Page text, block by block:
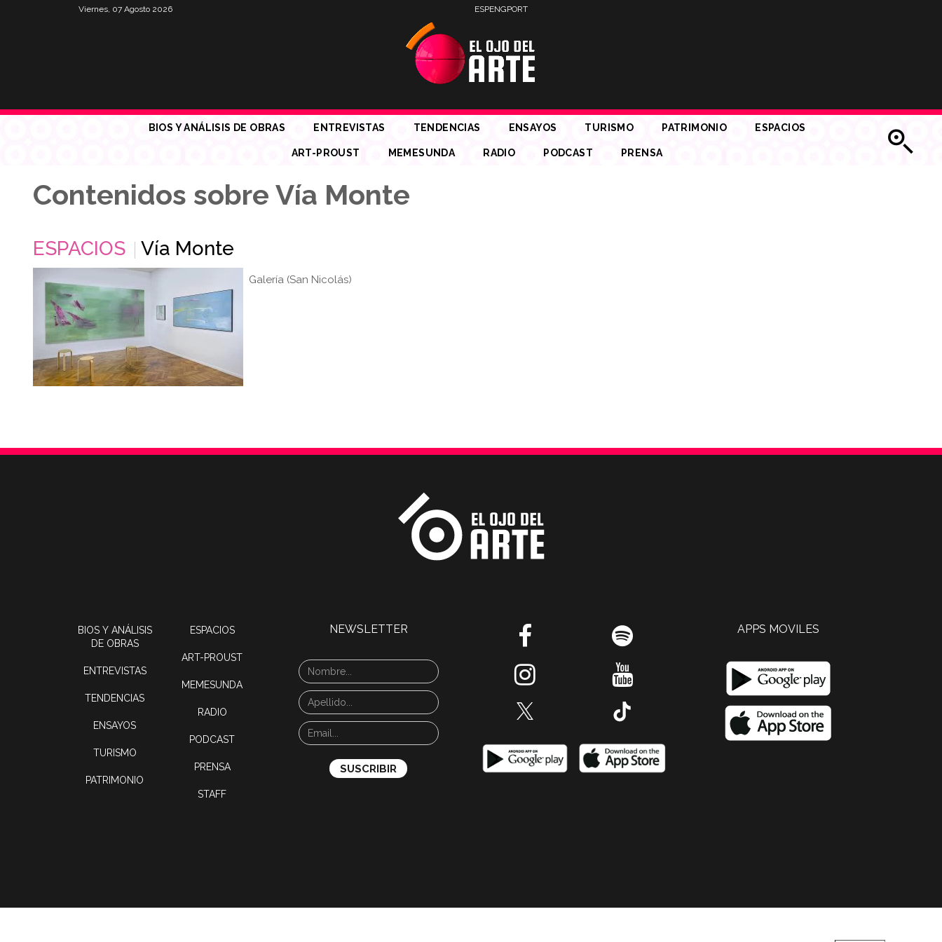
Viernes, 07 Agosto 2026 ESPENGPORT
BIOS Y ANÁLISIS DE OBRAS ENTREVISTAS TENDENCIAS ENSAYOS TURISMO PATRIMONIO ESPACIOS
ART-PROUST MEMESUNDA RADIO PODCAST PRENSA
Contenidos sobre Vía Monte
ESPACIOS Vía Monte
Galería (San Nicolás)
BIOS Y ANÁLISIS
DE OBRAS
ENTREVISTAS
TENDENCIAS
ENSAYOS
TURISMO
PATRIMONIO
ESPACIOS
ART-PROUST
MEMESUNDA
RADIO
PODCAST
PRENSA
STAFF
NEWSLETTER APPS MOVILES